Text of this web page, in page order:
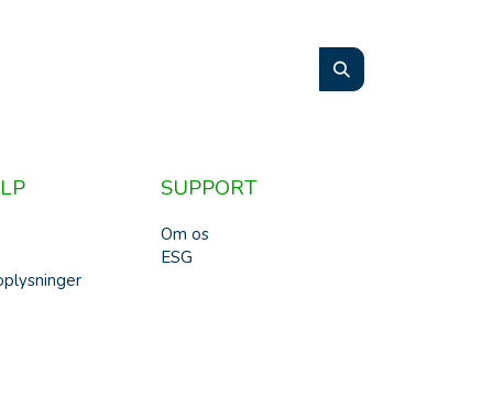
SUPPORT
Om os
ESG